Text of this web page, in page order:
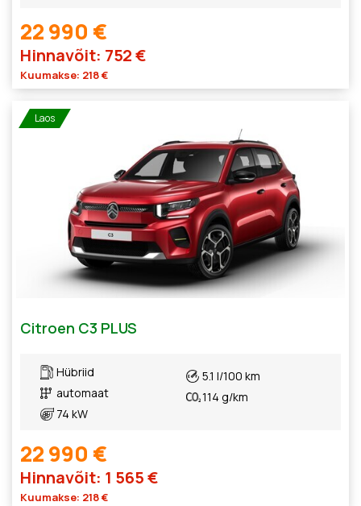
22 990 €
Hinnavõit: 752 €
Kuumakse: 218 €
Laos
Citroen C3 PLUS
Hübriid
automaat
74 kW
5.1 l/100 km
114 g/km
22 990 €
Hinnavõit: 1 565 €
Kuumakse: 218 €